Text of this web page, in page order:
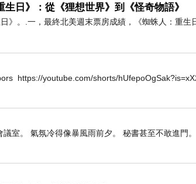
生日》：從《狸想世界》到《怪奇物語》
》。.一，最終北美週末票房成績，《蜘蛛人：重
https://youtube.com/shorts/
室。 氣氛冷得像暴風雨前夕。 秘書甚至不敢進門